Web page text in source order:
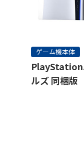
ゲーム機本体
ルズ 同梱版